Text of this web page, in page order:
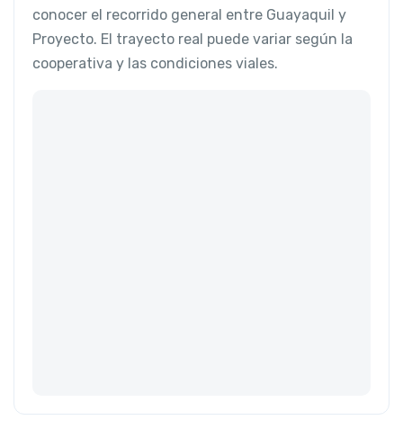
conocer el recorrido general entre Guayaquil y
Proyecto. El trayecto real puede variar según la
cooperativa y las condiciones viales.